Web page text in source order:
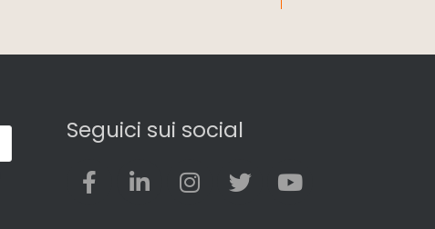
Seguici sui social